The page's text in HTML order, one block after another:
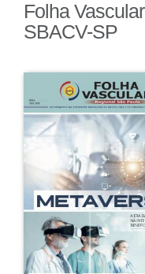
Folha
SBACV-SP